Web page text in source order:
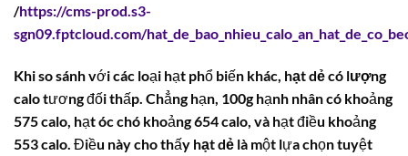
/https://cms-prod.s3-
sgn09.fptcloud.com/
Khi so sánh với các loại hạt phổ biến khác, hạt dẻcó lượng
calotương đối thấp. Chẳng hạn, 100g hạnh nhân có khoảng
575calo , hạt óc chó khoảng 654calo , và hạt điều khoảng
553calo . Điều này cho thấy hạt dẻ là một lựa chọn tuyệt